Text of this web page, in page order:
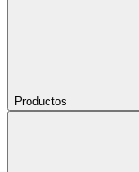
Productos